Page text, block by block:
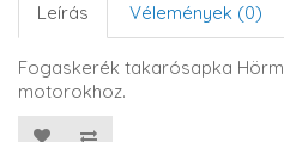
Leírás Vélemények (0)
Fogaskerék takarósapka
motorokhoz.